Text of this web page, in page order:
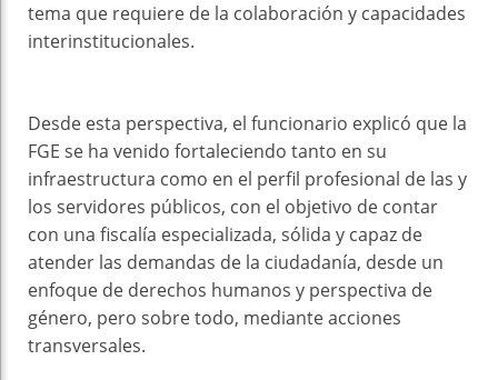
tema que requiere de la colaboración y capacidades
interinstitucionales.
Desde esta perspectiva, el funcionario explicó que la
FGE se ha venido fortaleciendo tanto en su
infraestructura como en el perfil profesional de las y
los servidores públicos, con el objetivo de contar
con una fiscalía especializada, sólida y capaz de
atender las demandas de la ciudadanía, desde un
enfoque de derechos humanos y perspectiva de
género, pero sobre todo, mediante acciones
transversales.